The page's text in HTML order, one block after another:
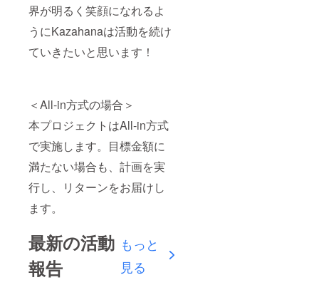
界が明るく笑顔になれるよ
うにKazahanaは活動を続け
ていきたいと思います！
＜All-in方式の場合＞
本プロジェクトはAll-in方式
で実施します。目標金額に
満たない場合も、計画を実
行し、リターンをお届けし
ます。
最新の活動
報告
もっと
見る